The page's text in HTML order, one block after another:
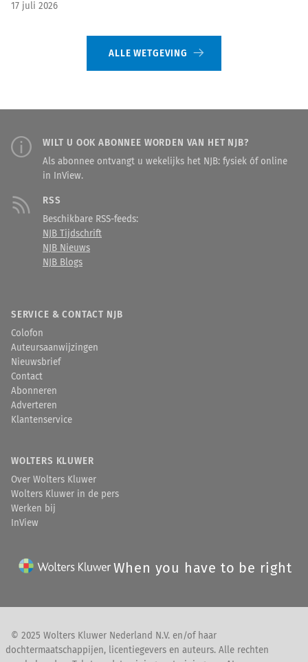
17 juli 2026
ALLE WETGEVING
WILT U OOK ABONNEE WORDEN VAN HET NJB?
Als abonnee ontvangt u wekelijks het NJB: fysiek óf online
in InView.
RSS
Beschikbare RSS-feeds:
NJB Tijdschrift
NJB Nieuws
NJB Blogs
SERVICE & CONTACT NJB
Colofon
Auteursaanwijzingen
Nieuwsbrief
Contact
Abonneren
Adverteren
Klantenservice
WOLTERS KLUWER
Over Wolters Kluwer
Wolters Kluwer in de pers
Werken bij
InView
When you have to be right
© 2025 Wolters Kluwer Nederland N.V. en/of haar
dochtermaatschappijen, licentiegevers en auteurs. Alle rechten